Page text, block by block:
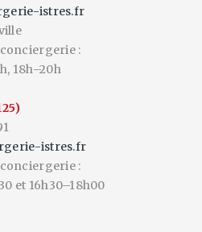
istres.fr
conciergerie :
18h–20h
istres.fr
conciergerie :
et 16h30–18h00